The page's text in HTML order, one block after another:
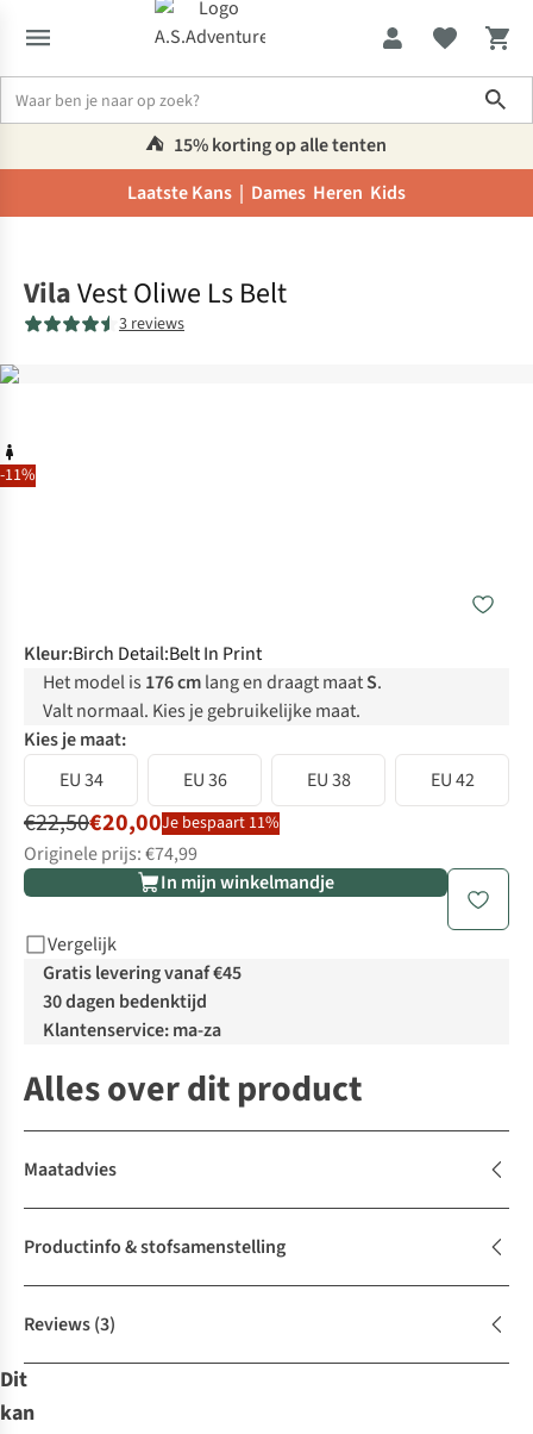
⛺️ 15% korting op alle tenten
Laatste Kans | Dames Heren Kids
-11%
VilaVest Oliwe Ls Belt
3 reviews
Kleur:Birch Detail:Belt In Print
Het model is 176 cmlang en draagt maatS.
Valt normaal. Kies je gebruikelijke maat.
Kies je maat:
EU 34
EU 36 EU 38 EU 42
€22,50€20,00Je bespaart 11%
Originele prijs: €74,99
In mijn winkelmandje
Vergelijk
Gratis levering vanaf €45
30 dagen bedenktijd
Klantenservice: ma-za
Alles over dit product
Maatadvies
Productinfo & stofsamenstelling
Reviews(3)
Dit
kan